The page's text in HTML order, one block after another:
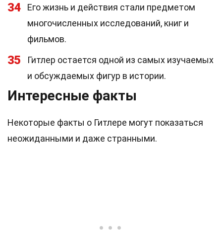
34
Его жизнь и действия стали предметом
многочисленных исследований, книг и
фильмов.
35
Гитлер остается одной из самых изучаемых
и обсуждаемых фигур в истории.
Интересные факты
Некоторые факты о Гитлере могут показаться
неожиданными и даже странными.